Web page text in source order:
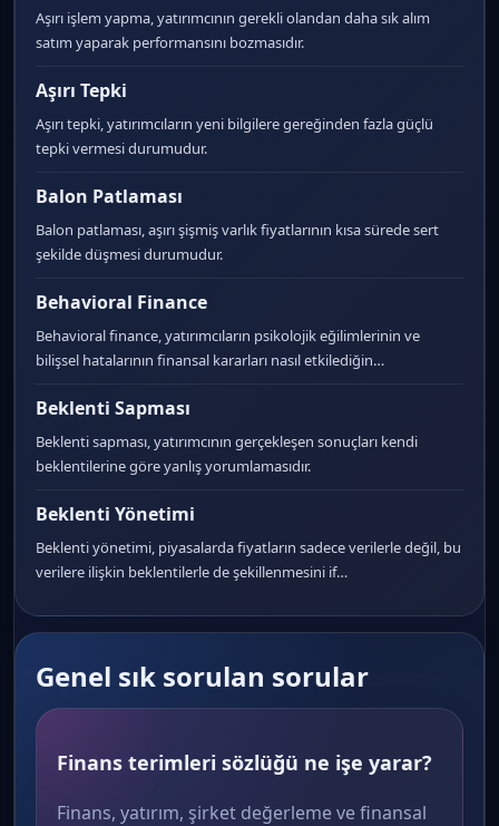
Aşırı işlem yapma, yatırımcının gerekli olandan daha sık alım
satım yaparak performansını bozmasıdır.
Aşırı Tepki
Aşırı tepki, yatırımcıların yeni bilgilere gereğinden fazla güçlü
tepki vermesi durumudur.
Balon Patlaması
Balon patlaması, aşırı şişmiş varlık fiyatlarının kısa sürede sert
şekilde düşmesi durumudur.
Behavioral Finance
Behavioral finance, yatırımcıların psikolojik eğilimlerinin ve
bilişsel hatalarının finansal kararları nasıl etkilediğin…
Beklenti Sapması
Beklenti sapması, yatırımcının gerçekleşen sonuçları kendi
beklentilerine göre yanlış yorumlamasıdır.
Beklenti Yönetimi
Beklenti yönetimi, piyasalarda fiyatların sadece verilerle değil, bu
verilere ilişkin beklentilerle de şekillenmesini if…
Genel sık sorulan sorular
Finans terimleri sözlüğü ne işe yarar?
Finans, yatırım, şirket değerleme ve finansal